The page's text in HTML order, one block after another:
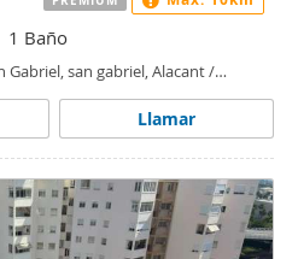
1 Baño
Gabriel, san gabriel, Alacant /
Llamar